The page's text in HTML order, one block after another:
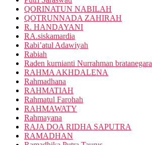
QORINATUN NABILAH
QOTRUNNADA ZAHIRAH
R. HANDAYANI
RA.siskamardia
Rabi’atul Adawiyah
Rabiah
Raden kurnianti Nurrahman bratanegara
RAHMA AKHDALENA
Rahmadhana
RAHMATIAH
Rahmatul Farohah
RAHMAWATY
Rahmayana
RAJA DOA RIDHA SAPUTRA
RAMADHAN